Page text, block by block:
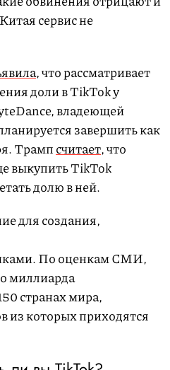
сервис не
, что рассматривает
доли в TikTok у
владеющей
завершить как
Трампсчитает, что
выкупить TikTok
долю в ней.
для создания,
По оценкам СМИ,
миллиарда
странах мира,
которых приходятся